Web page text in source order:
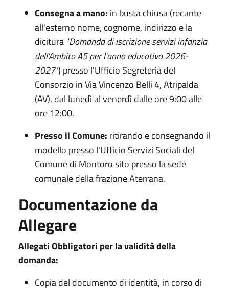
Consegna a mano: in busta chiusa (recante
all'esterno nome, cognome, indirizzo e la
dicitura "Domanda di iscrizione servizi infanzia
dell'Ambito A5 per l'anno educativo 2026-
2027") presso l'Ufficio Segreteria del
Consorzio in Via Vincenzo Belli 4, Atripalda
(AV), dal lunedì al venerdì dalle ore 9:00 alle
ore 12:00.
Presso il Comune: ritirando e consegnando il
modello presso l'Ufficio Servizi Sociali del
Comune di Montoro sito presso la sede
comunale della frazione Aterrana.
Documentazione da
Allegare
Allegati Obbligatori per la validità della
domanda:
Copia del documento di identità, in corso di